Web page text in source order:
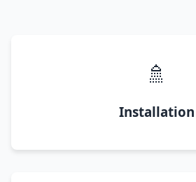
🚿
Installation